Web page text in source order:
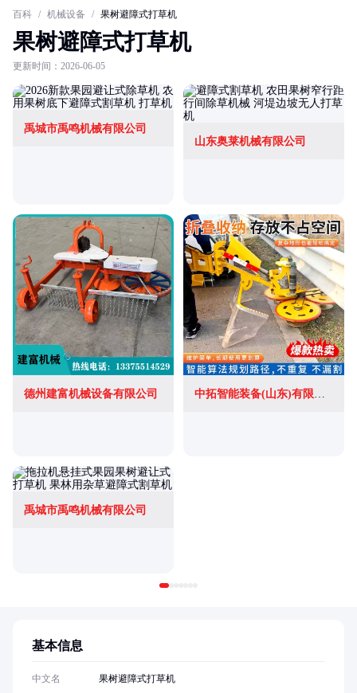
百科 / 机械设备 / 果树避障式打草机
果树避障式打草机
更新时间：2026-06-05
禹城市禹鸣机械有限公司
山东奥莱机械有限公司
德州建富机械设备有限公司
禹城市禹鸣机械有限公司
基本信息
中文名
果树避障式打草机